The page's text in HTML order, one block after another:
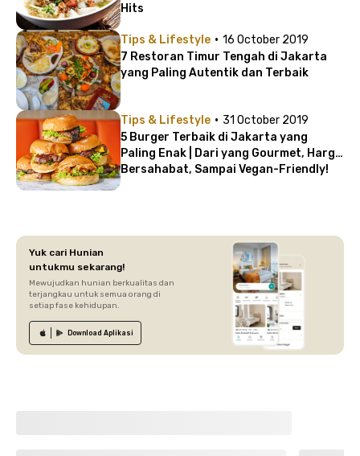
Hits
Tips & Lifestyle · 16 October 2019
7 Restoran Timur Tengah di Jakarta
yang Paling Autentik dan Terbaik
Tips & Lifestyle · 31 October 2019
5 Burger Terbaik di Jakarta yang
Paling Enak | Dari yang Gourmet, Harga
Bersahabat, Sampai Vegan-Friendly!
Yuk cari Hunian
untukmu sekarang!
Mewujudkan hunian berkualitas dan
terjangkau untuk semua orang di
setiap fase kehidupan.
Download Aplikasi